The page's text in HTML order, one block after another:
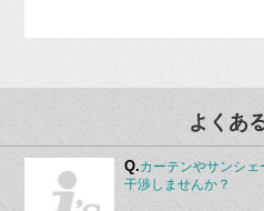
よくあ
Q.カーテンやサンシェ
干渉しませんか？